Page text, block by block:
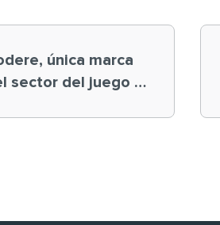
única marca
sector del juego en